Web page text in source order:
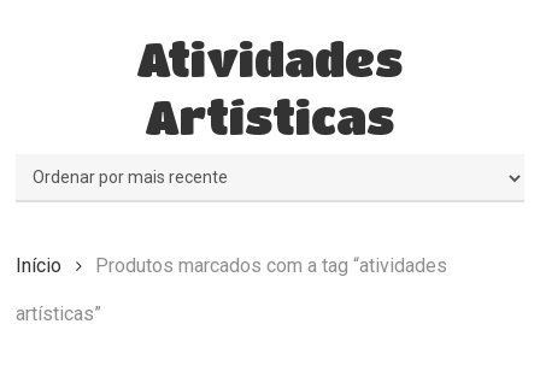
Atividades
Artísticas
Início Produtos marcados com a tag “atividades
artísticas”